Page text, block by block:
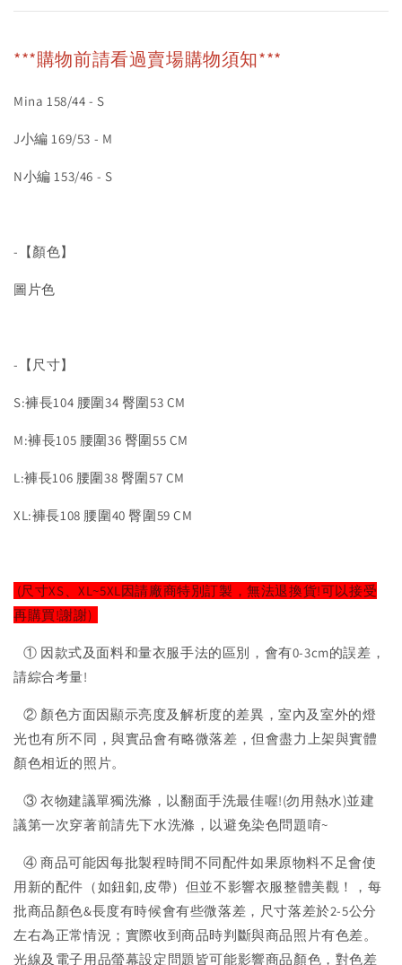
***購物前請看過賣場購物須知***
Mina 158/44 - S
J小編 169/53 - M
N小編 153/46 - S
-【顏色】
圖片色
-【尺寸】
S:褲長104 腰圍34 臀圍53 CM
M:褲長105 腰圍36 臀圍55 CM
L:褲長106 腰圍38 臀圍57 CM
XL:褲長108 腰圍40 臀圍59 CM
(尺寸XS、XL~5XL因請廠商特別訂製，無法退換貨!可以接受
再購買!謝謝)
① 因款式及面料和量衣服手法的區別，會有0-3cm的誤差，
請綜合考量!
② 顏色方面因顯示亮度及解析度的差異，室內及室外的燈
光也有所不同，與實品會有略微落差，但會盡力上架與實體
顏色相近的照片。
③ 衣物建議單獨洗滌，以翻面手洗最佳喔!(勿用熱水)並建
議第一次穿著前請先下水洗滌，以避免染色問題唷~
④ 商品可能因每批製程時間不同配件如果原物料不足會使
用新的配件（如鈕釦,皮帶）但並不影響衣服整體美觀！，每
批商品顏色&長度有時候會有些微落差，尺寸落差於2-5公分
左右為正常情況；實際收到商品時判斷與商品照片有色差。
光線及電子用品螢幕設定問題皆可能影響商品顏色，對色差